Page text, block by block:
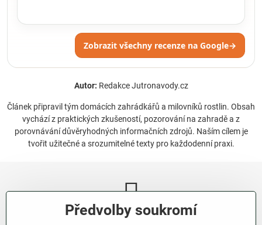
Zobrazit všechny recenze na Google→
Autor: Redakce Jutronavody.cz
Článek připravil tým domácích zahrádkářů a milovníků rostlin. Obsah
vychází z praktických zkušeností, pozorování na zahradě a z
porovnávání důvěryhodných informačních zdrojů. Naším cílem je
tvořit užitečné a srozumitelné texty pro každodenní praxi.
Předvolby soukromí